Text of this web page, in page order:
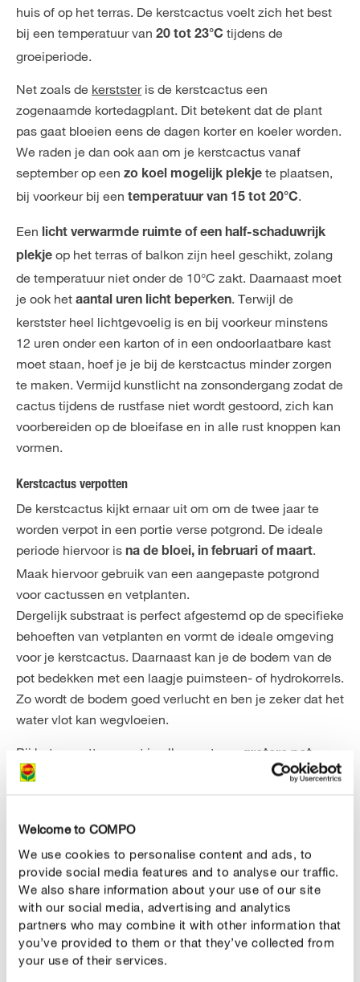
Welcome to COMPO
We use cookies to personalise content and ads, to
provide social media features and to analyse our traffic.
We also share information about your use of our site
with our social media, advertising and analytics
partners who may combine it with other information that
you’ve provided to them or that they’ve collected from
your use of their services.
huis of op het terras. De kerstcactus voelt zich het best
bij een temperatuur van 20 tot 23°C tijdens de
groeiperiode.
Net zoals de kerststeris de kerstcactus een
zogenaamde kortedagplant. Dit betekent dat de plant
pas gaat bloeien eens de dagen korter en koeler worden.
We raden je dan ook aan om je kerstcactus vanaf
september op een zo koel mogelijk plekje te plaatsen,
bij voorkeur bij een temperatuur van 15 tot 20°C.
Een licht verwarmde ruimte of een half-schaduwrijk
plekje op het terras of balkon zijn heel geschikt, zolang
de temperatuur niet onder de 10°C zakt. Daarnaast moet
je ook het aantal uren licht beperken. Terwijl de
kerstster heel lichtgevoelig is en bij voorkeur minstens
12 uren onder een karton of in een ondoorlaatbare kast
moet staan, hoef je je bij de kerstcactus minder zorgen
te maken. Vermijd kunstlicht na zonsondergang zodat de
cactus tijdens de rustfase niet wordt gestoord, zich kan
voorbereiden op de bloeifase en in alle rust knoppen kan
vormen.
Kerstcactus verpotten
De kerstcactus kijkt ernaar uit om om de twee jaar te
worden verpot in een portie verse potgrond. De ideale
periode hiervoor is na de bloei, in februari of maart.
Maak hiervoor gebruik van een aangepaste potgrond
voor cactussen en vetplanten.
Dergelijk substraat is perfect afgestemd op de specifieke
behoeften van vetplanten en vormt de ideale omgeving
voor je kerstcactus. Daarnaast kan je de bodem van de
pot bedekken met een laagje puimsteen- of hydrokorrels.
Zo wordt de bodem goed verlucht en ben je zeker dat het
water vlot kan wegvloeien.
Bij het verpotten moet je allereerst een grotere pot
uitkiezen. De kerstcactus groeit namelijk heel snel en
groter moet zijn dan de wortelkluit - toch mag de pot niet
te groot zijn omdat de fijne wortels van de kerstcactus
liever compact groeien. Daarnaast moet de bodem van
de pot voorzien zijn van
drainagegaten
zodat het
overtollige gietwater gemakkelijk kan weglopen.